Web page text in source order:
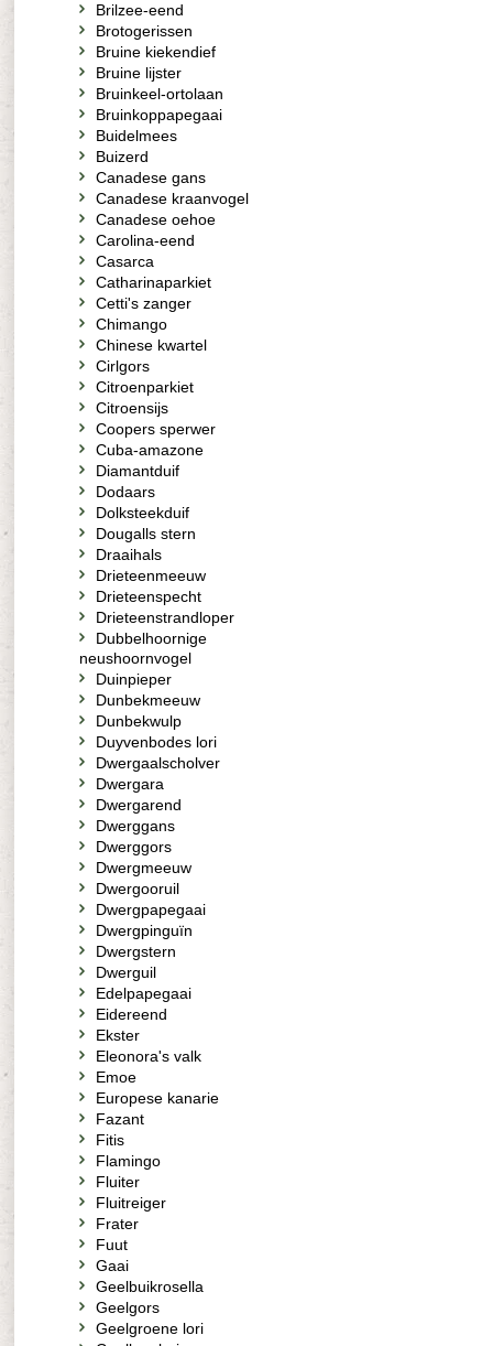
Brilzee-eend
Brotogerissen
Bruine kiekendief
Bruine lijster
Bruinkeel-ortolaan
Bruinkoppapegaai
Buidelmees
Buizerd
Canadese gans
Canadese kraanvogel
Canadese oehoe
Carolina-eend
Casarca
Catharinaparkiet
Cetti's zanger
Chimango
Chinese kwartel
Cirlgors
Citroenparkiet
Citroensijs
Coopers sperwer
Cuba-amazone
Diamantduif
Dodaars
Dolksteekduif
Dougalls stern
Draaihals
Drieteenmeeuw
Drieteenspecht
Drieteenstrandloper
Dubbelhoornige
neushoornvogel
Duinpieper
Dunbekmeeuw
Dunbekwulp
Duyvenbodes lori
Dwergaalscholver
Dwergara
Dwergarend
Dwerggans
Dwerggors
Dwergmeeuw
Dwergooruil
Dwergpapegaai
Dwergpinguïn
Dwergstern
Dwerguil
Edelpapegaai
Eidereend
Ekster
Eleonora's valk
Emoe
Europese kanarie
Fazant
Fitis
Flamingo
Fluiter
Fluitreiger
Frater
Fuut
Gaai
Geelbuikrosella
Geelgors
Geelgroene lori